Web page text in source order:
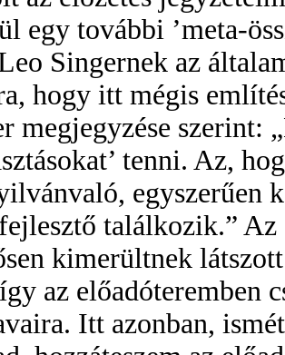
egy további ’meta-
Singernek az
hogy itt mégis
megjegyzése
tenni. Az,
egyszerűen
találkozik.”
kimerültnek
az előadóteremben
Itt azonban,